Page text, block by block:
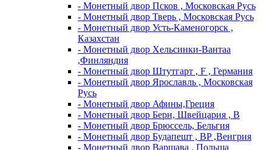
- Монетный двор Псков , Московская Русь
- Монетный двор Тверь , Московская Русь
- Монетный двор Усть-Каменогорск ,
Казахстан
- Монетный двор Хельсинки-Вантаа
,Финляндия
- Монетный двор Штутгарт , F , Германия
- Монетный двор Ярославль , Московская
Русь
- Монетный двор Афины,Греция
- Монетный двор Берн, Швейцария , В
- Монетный двор Брюссель, Бельгия
- Монетный двор Будапешт , BP ,Венгрия
- Монетный двор Варшава , Польша